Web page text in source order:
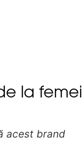
la femei
acest brand